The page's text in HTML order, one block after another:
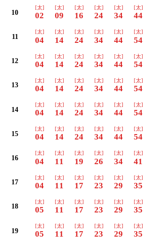
10
[太]
02
[太]
09
[太]
16
[太]
24
[太]
34
[太]
44
11
[太]
04
[太]
14
[太]
24
[太]
34
[太]
44
[太]
54
12
[太]
04
[太]
14
[太]
24
[太]
34
[太]
44
[太]
54
13
[太]
04
[太]
14
[太]
24
[太]
34
[太]
44
[太]
54
14
[太]
04
[太]
14
[太]
24
[太]
34
[太]
44
[太]
54
15
[太]
04
[太]
14
[太]
24
[太]
34
[太]
44
[太]
54
16
[太]
04
[太]
11
[太]
19
[太]
26
[太]
34
[太]
41
17
[太]
04
[太]
11
[太]
17
[太]
23
[太]
29
[太]
35
18
[太]
05
[太]
11
[太]
17
[太]
23
[太]
29
[太]
35
19
[太]
05
[太]
11
[太]
17
[太]
23
[太]
29
[太]
35